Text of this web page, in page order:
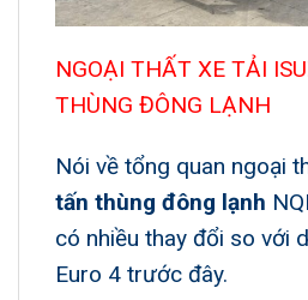
NGOẠI THẤT XE TẢI
THÙNG ĐÔNG LẠNH
Nói về tổng quan ngoại
tấn thùng đông lạnh
có nhiều thay đổi so với
Euro 4 trước đây.